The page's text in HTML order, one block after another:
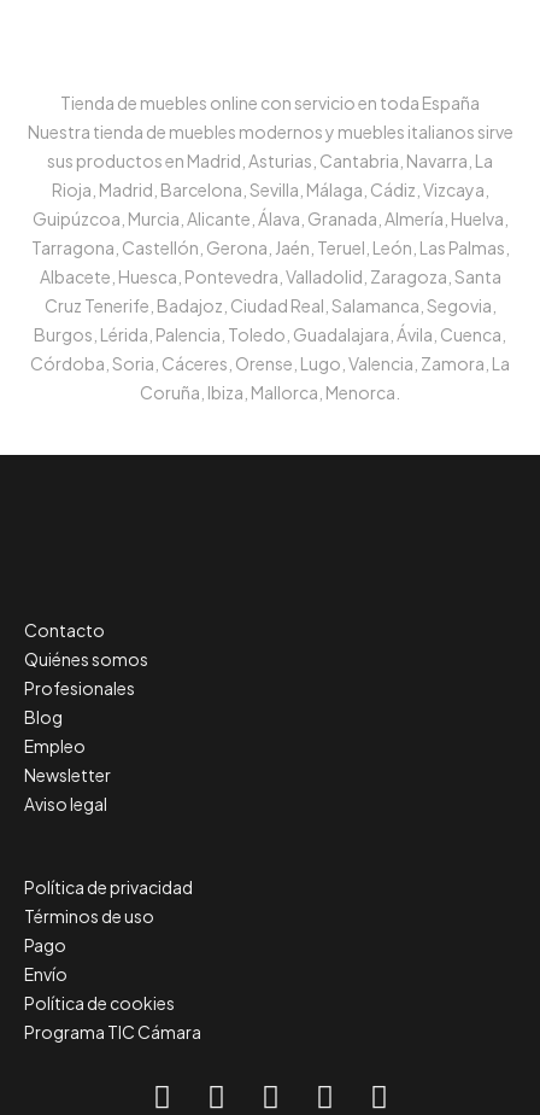
Tienda de muebles online con servicio en toda España
Nuestra tienda de muebles modernos y muebles italianos sirve
sus productos en Madrid, Asturias, Cantabria, Navarra, La
Rioja, Madrid, Barcelona, Sevilla, Málaga, Cádiz, Vizcaya,
Guipúzcoa, Murcia, Alicante, Álava, Granada, Almería, Huelva,
Tarragona, Castellón, Gerona, Jaén, Teruel, León, Las Palmas,
Albacete, Huesca, Pontevedra, Valladolid, Zaragoza, Santa
Cruz Tenerife, Badajoz, Ciudad Real, Salamanca, Segovia,
Burgos, Lérida, Palencia, Toledo, Guadalajara, Ávila, Cuenca,
Córdoba, Soria, Cáceres, Orense, Lugo, Valencia, Zamora, La
Coruña, Ibiza, Mallorca, Menorca.
Contacto
Quiénes somos
Profesionales
Blog
Empleo
Newsletter
Aviso legal
Política de privacidad
Términos de uso
Pago
Envío
Política de cookies
Programa TIC Cámara